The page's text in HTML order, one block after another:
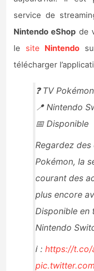
service de
Nintendo eShop de
le site Nintendo
télécharger
❓ TV Pokémon
📍 Nintendo
📅 Disponible
Regardez
Pokémon, la
courant des
plus encore
Disponible en
Nintendo
ℹ️ :https://t.co/